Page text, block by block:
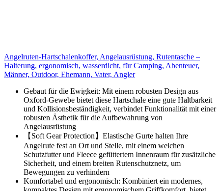
Angelruten-Hartschalenkoffer, Angelausrüstung, Rutentasche –
Halterung, ergonomisch, wasserdicht, für Camping, Abenteuer,
Männer, Outdoor, Ehemann, Vater, Angler
Gebaut für die Ewigkeit: Mit einem robusten Design aus
Oxford-Gewebe bietet diese Hartschale eine gute Haltbarkeit
und Kollisionsbeständigkeit, verbindet Funktionalität mit einer
robusten Ästhetik für die Aufbewahrung von
Angelausrüstung
【Soft Gear Protection】Elastische Gurte halten Ihre
Angelrute fest an Ort und Stelle, mit einem weichen
Schutzfutter und Fleece gefüttertem Innenraum für zusätzliche
Sicherheit, und einem breiten Rutenschutznetz, um
Bewegungen zu verhindern
Komfortabel und ergonomisch: Kombiniert ein modernes,